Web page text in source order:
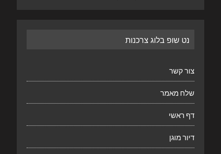
נט שופ בלוג צרכנות
צור קשר
שלח מאמר
דף ראשי
דיור מוגן